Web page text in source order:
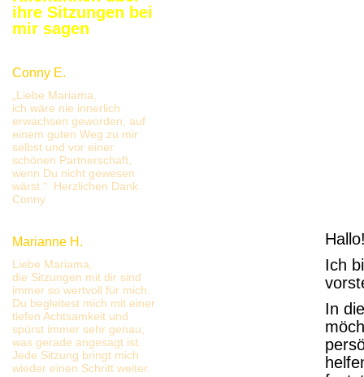
ihre Sitzungen bei
mir sagen
Conny E.
„Liebe Mariama,
ich wäre nie innerlich
erwachsen geworden, auf
einem guten Weg zu mir
selbst und vor einer
schönen Partnerschaft,
wenn Du nicht gewesen
wärst.“ Herzlichen Dank
Conny
Marianne H.
Liebe Mariama,
die Sitzungen mit dir sind
immer so wertvoll für mich.
Du begleitest mich mit einer
tiefen Achtsamkeit und
spürst immer sehr genau,
was gerade angesagt ist.
Jede Sitzung bringt mich
wieder einen Schritt weiter.
Ich
In